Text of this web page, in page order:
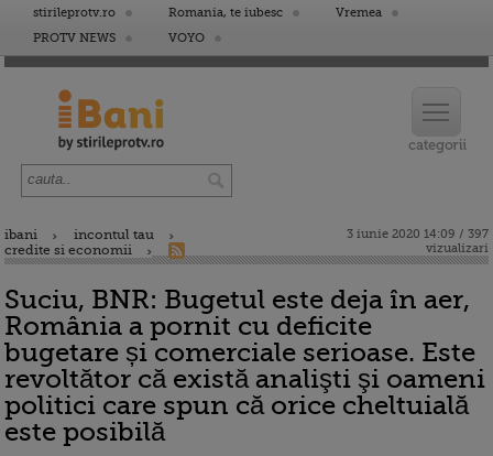
stirileprotv.ro Romania, te iubesc
Vremea
PROTV NEWS
VOYO
ibani
incontul tau
credite si economii
3 iunie 2020 14:09 / 397
vizualizari
Suciu, BNR: Bugetul este deja în aer,
România a pornit cu deficite
bugetare și comerciale serioase. Este
revoltător că există analişti şi oameni
politici care spun că orice cheltuială
este posibilă